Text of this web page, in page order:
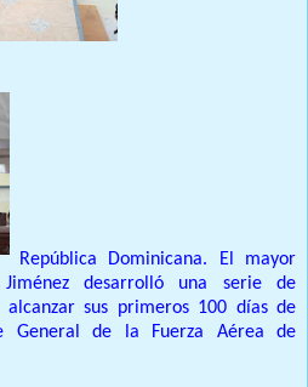
República Dominicana. El mayor
Jiménez desarrolló una serie de
sus primeros 100 días de
General de la Fuerza Aérea de